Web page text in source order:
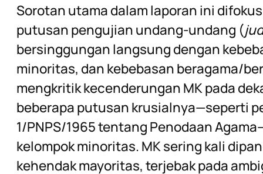
Sorotan utama dalam laporan ini
putusan pengujian undang-undang (
bersinggungan langsung dengan
minoritas, dan kebebasan beragama/
mengkritik kecenderungan MK pada
beberapa putusan krusialnya—seperti
1/PNPS/1965 tentang Penodaan
kelompok minoritas. MK sering kali
kehendak mayoritas, terjebak pada